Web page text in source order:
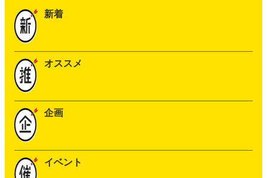
新着
オススメ
企画
イベント